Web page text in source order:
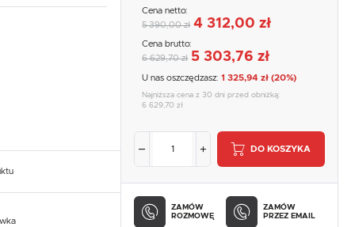
Cena netto:
5 390,00 zł 4 312,00 zł
Cena brutto:
6 629,70 zł 5 303,76 zł
U nas oszczędzasz:1 325,94 zł (20%)
Najniższa cena z 30 dni przed obniżką:
6 629,70 zł
DO KOSZYKA
ZAMÓW
ROZMOWĘ
ZAMÓW
PRZEZ EMAIL